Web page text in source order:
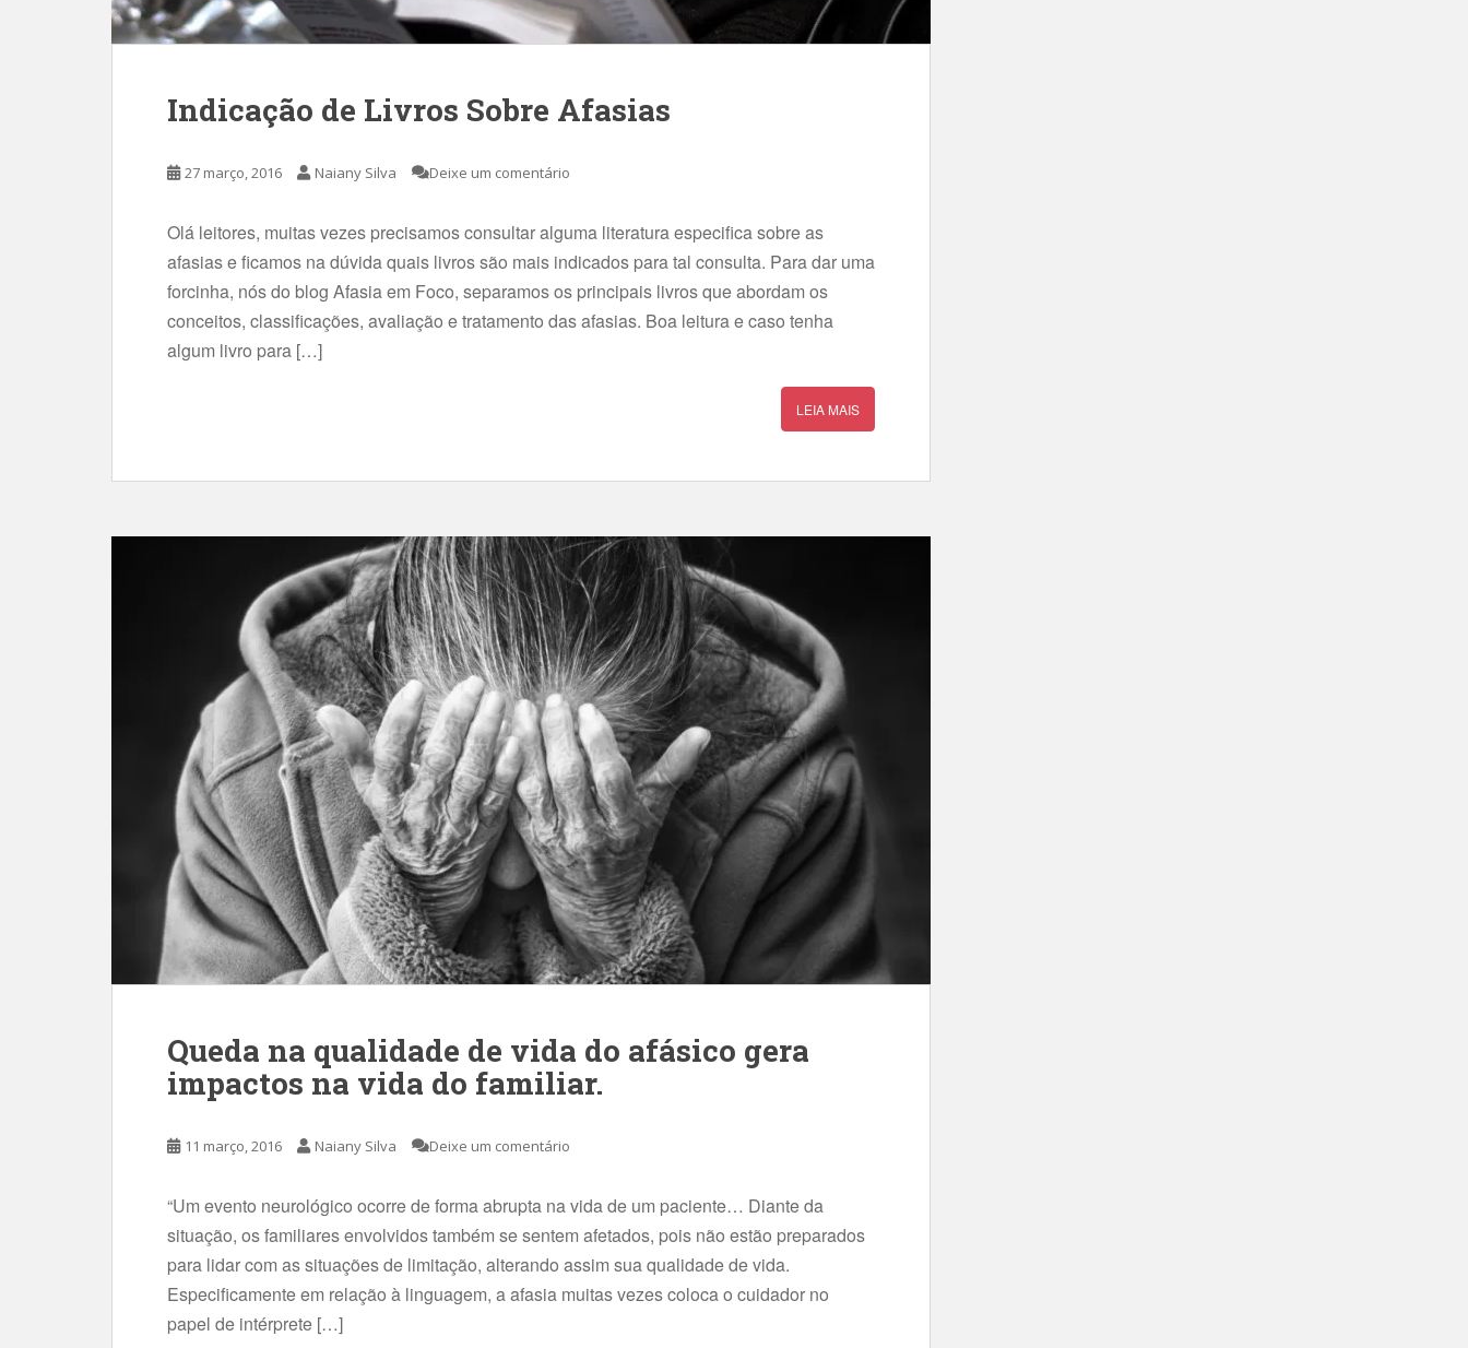
Indicação de Livros Sobre Afasias
27 março, 2016 Naiany Silva Deixe um comentário
Olá leitores, muitas vezes precisamos consultar alguma literatura especifica sobre as
afasias e ficamos na dúvida quais livros são mais indicados para tal consulta. Para dar uma
forcinha, nós do blog Afasia em Foco, separamos os principais livros que abordam os
conceitos, classificações, avaliação e tratamento das afasias. Boa leitura e caso tenha
algum livro para […]
LEIA MAIS
Queda na qualidade de vida do afásico gera
impactos na vida do familiar.
11 março, 2016 Naiany Silva Deixe um comentário
“Um evento neurológico ocorre de forma abrupta na vida de um paciente… Diante da
situação, os familiares envolvidos também se sentem afetados, pois não estão preparados
para lidar com as situações de limitação, alterando assim sua qualidade de vida.
Especificamente em relação à linguagem, a afasia muitas vezes coloca o cuidador no
papel de intérprete […]